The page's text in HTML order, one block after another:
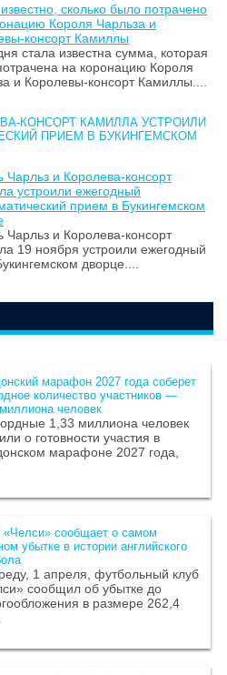
сколько было потрачено
Короля Чарльза и
консорт Камиллы
стала известна сумма, которая
на коронацию Короля
и Королевы-консорт Камиллы....
КОНСОРТ КАМИЛЛА УСТРОИЛИ
ПРИЕМ В БУКИНГЕМСКОМ
Чарльз и Королева-консорт
устроили ежегодный
прием в Букингемском
Чарльз и Королева-консорт
19 ноября устроили ежегодный
дворце....
марафон 2027 года соберет
количество участников —
человек
1,33 миллиона человек
о готовности участия в
марафоне 2027 года,
«Челси» сообщает о самом
убытке в истории английского
1 апреля, футбольный клуб
сообщил об убытке до
в размере 262,4